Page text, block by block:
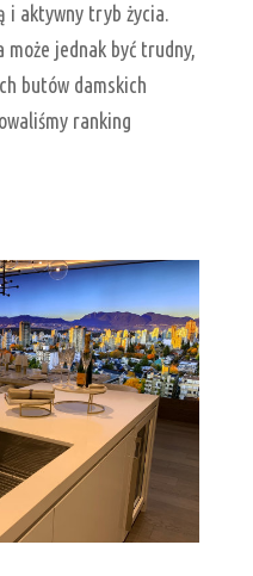
i aktywny tryb życia.
jednak być trudny,
butów damskich
ranking